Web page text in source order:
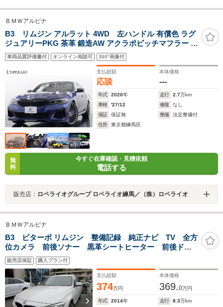
ＢＭＷアルピナ
B3 リムジン アルラット 4WD 左ハンドル 有償色 ラグ
ジュアリーPKG 茶革 鍛造AW アクラポビッチマフラー ブ
ラックキドニー アルピナエンブレム ピアノブラックトリ
ム ドライビングアシストプロ パーキングアシストプラス
車両品質評価書付 オンライン相談可 360°画像付
支払総額
応談
本体価格
---
年式 2020年 走行 2.7万km
車検
'27/12 修復
なし
保証
保証無 整備
法定整備付
住所
東京都練馬区
無
料
今すぐ在庫確認・見積依頼
電話する
販売店： ロペライオグループ ロペライオ練馬／（株）ロペライオ
ＢＭＷアルピナ
B3 ビターボ リムジン 整備記録 純正ナビ TV 全方
位カメラ 前後ソナー 黒革シートヒーター 前後ドラ
レコ ETC 2025年製ヨコハマタイヤ4本 ランバーサポ
ート
販売店保証 購入プラン付
支払総額
374万円
本体価格
369.0万円
年式 2014年 走行 8.3万km